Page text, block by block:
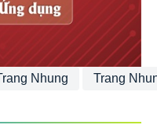
Nhung Trang